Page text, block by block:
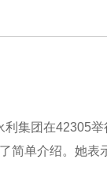
集团在42305
单介绍。她